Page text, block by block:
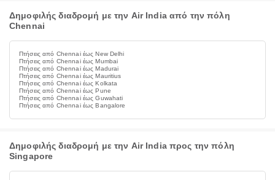
Δημοφιλής διαδρομή με την Air India από την πόλη
Chennai
Πτήσεις από Chennai έως New Delhi
Πτήσεις από Chennai έως Mumbai
Πτήσεις από Chennai έως Madurai
Πτήσεις από Chennai έως Mauritius
Πτήσεις από Chennai έως Kolkata
Πτήσεις από Chennai έως Pune
Πτήσεις από Chennai έως Guwahati
Πτήσεις από Chennai έως Bangalore
Δημοφιλής διαδρομή με την Air India προς την πόλη
Singapore